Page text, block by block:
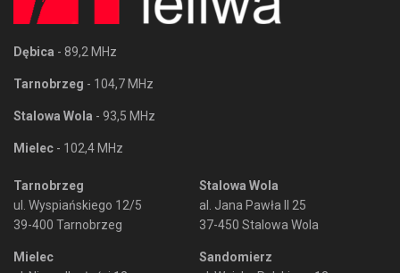
Dębica - 89,2 MHz
Tarnobrzeg - 104,7 MHz
Stalowa Wola - 93,5 MHz
Mielec - 102,4 MHz
Tarnobrzeg
ul. Wyspiańskiego 12/5
39-400 Tarnobrzeg
Mielec
Stalowa Wola
al. Jana Pawła II 25
37-450 Stalowa Wola
Sandomierz